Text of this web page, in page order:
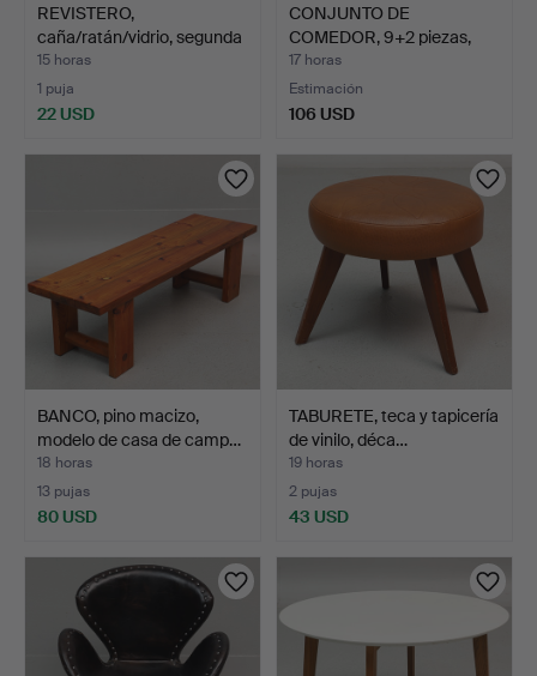
REVISTERO,
caña/ratán/vidrio, segunda
mita…
15 horas
1 puja
22 USD
CONJUNTO DE
COMEDOR, 9+2 piezas,
roble, se…
17 horas
Estimación
106 USD
BANCO, pino macizo,
modelo de casa de camp…
18 horas
13 pujas
80 USD
TABURETE, teca y tapicería
de vinilo, déca…
19 horas
2 pujas
43 USD